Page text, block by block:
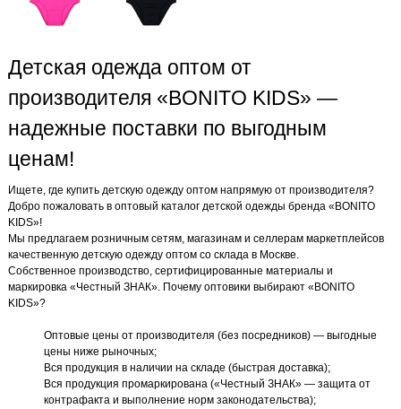
Детская одежда оптом от
производителя «BONITO KIDS» —
надежные поставки по выгодным
ценам!
Ищете, где купить детскую одежду оптом напрямую от производителя?
Добро пожаловать в оптовый каталог детской одежды бренда «BONITO
KIDS»!
Мы предлагаем розничным сетям, магазинам и селлерам маркетплейсов
качественную детскую одежду оптом со склада в Москве.
Собственное производство, сертифицированные материалы и
маркировка «Честный ЗНАК». Почему оптовики выбирают «BONITO
KIDS»?
Оптовые цены от производителя (без посредников) — выгодные
цены ниже рыночных;
Вся продукция в наличии на складе (быстрая доставка);
Вся продукция промаркирована («Честный ЗНАК» — защита от
контрафакта и выполнение норм законодательства);